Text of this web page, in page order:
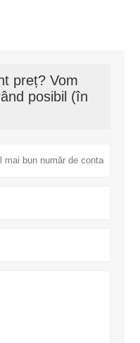
preț? Vom
posibil (în